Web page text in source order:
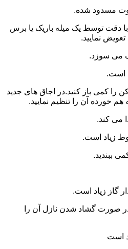
مسدود شده.
دقت توسط یک میله باریک یا برس
تعویض نمایید.
است.
کمی باز کنید.در اجاق های جدید
هم خورده آن را تنظیم نمایید.
زیاد است.
ببندید.
گاز زیاد است.
صورت گشاد شدن نازل آن را